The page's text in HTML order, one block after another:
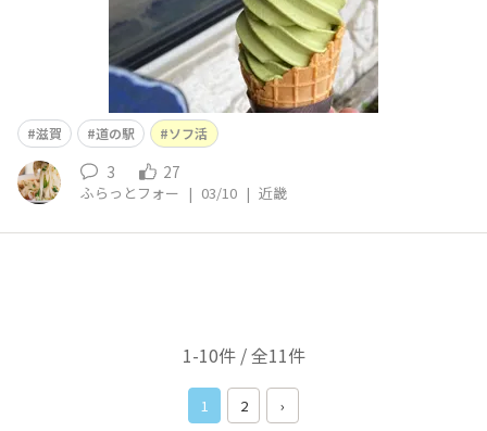
滋賀 道の駅 ソフ活
3 27
ふらっとフォー | 03/10 | 近畿
1-10件 / 全11件
1 2 ›